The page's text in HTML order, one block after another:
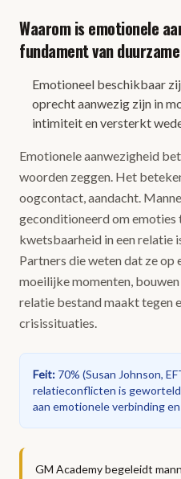
Waarom is emotionele
fundament van
Emotioneel beschikbaar
oprecht aanwezig zijn in
intimiteit en versterkt
Emotionele aanwezigheid
woorden zeggen. Het
oogcontact, aandacht.
geconditioneerd om emoties
kwetsbaarheid in een relatie
Partners die weten dat ze op
moeilijke momenten,
relatie bestand maakt tegen
crisissituaties.
Feit: 70% (Susan Johnson,
relatieconflicten is
aan emotionele verbinding
GM Academy begeleidt